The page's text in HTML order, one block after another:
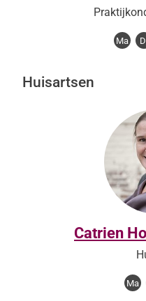
Ma
Huisartsen
Catrien
Ma